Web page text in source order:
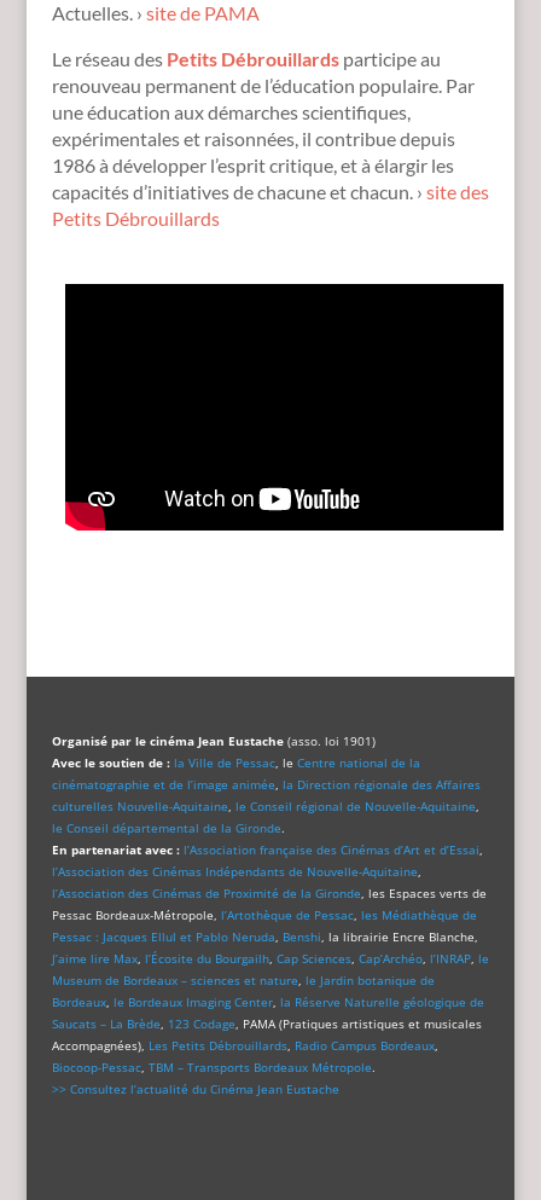
Actuelles. › site de PAMA
Le réseau des Petits Débrouillards participe au
renouveau permanent de l’éducation populaire. Par
une éducation aux démarches scientifiques,
expérimentales et raisonnées, il contribue depuis
1986 à développer l’esprit critique, et à élargir les
capacités d’initiatives de chacune et chacun. › site des
Petits Débrouillards
Organisé par le cinéma Jean Eustache(asso. loi 1901)
Avec le soutien de : la Ville de Pessac, le Centre national de la
cinématographie et de l’image animée la Direction régionale des Affaires
culturelles Nouvelle-Aquitaine le Conseil régional de Nouvelle-Aquitaine
le Conseil départemental de la Gironde.
En partenariat avec : l’Association française des Cinémas d’Art et d’Essai
l’Association des Cinémas Indépendants de Nouvelle-Aquitaine
l’Association des Cinémas de Proximité de la Gironde , les Espaces verts de
Pessac Bordeaux-Métropole, l’Artothèque de Pessac, les Médiathèque de
Pessac : Jacques Ellul et Pablo Neruda Benshi , la librairie Encre Blanche,
J’aime lire Max, l’Écosite du Bourgailh, Cap Sciences, Cap’Archéo, l’INRAP, le
Museum de Bordeaux – sciences et nature le Jardin botanique de
Bordeaux, le Bordeaux Imaging Center, la Réserve Naturelle géologique de
Saucats – La Brède 123 Codage , PAMA (Pratiques artistiques et musicales
Accompagnées), Les Petits Débrouillards, Radio Campus Bordeaux,
Biocoop-Pessac, TBM – Transports Bordeaux Métropole.
>> Consultez l’actualité du Cinéma Jean Eustache